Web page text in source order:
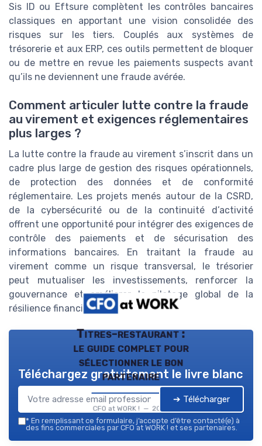
Sis ID ou Eftsure complètent les contrôles bancaires
classiques en apportant une vision consolidée des
risques sur les tiers. Couplés aux systèmes de
trésorerie et aux ERP, ces outils permettent de bloquer
ou de mettre en revue les paiements suspects avant
qu’ils ne deviennent une fraude avérée.
Comment articuler lutte contre la fraude
au virement et exigences réglementaires
plus larges ?
La lutte contre la fraude au virement s’inscrit dans un
cadre plus large de gestion des risques opérationnels,
de protection des données et de conformité
réglementaire. Les projets menés autour de la CSRD,
de la cybersécurité ou de la continuité d’activité
offrent une opportunité pour intégrer des exigences de
contrôle des paiements et de sécurisation des
informations bancaires. En traitant la fraude au
virement comme un risque transversal, le trésorier
peut mutualiser les investissements, renforcer la
gouvernance et améliorer le pilotage global de la
résilience financière de l’entreprise.
Titres-restaurant :
le guide complet pour
sélectionner le bon
partenaire
CFO at WORK ! — 2026
Téléchargez gratuitement le livre blanc
➔ Télécharger
* En remplissant ce formulaire, j’accepte d’être contacté(e) à
des fins commerciales par CFO at WORK ! et ses partenaires.